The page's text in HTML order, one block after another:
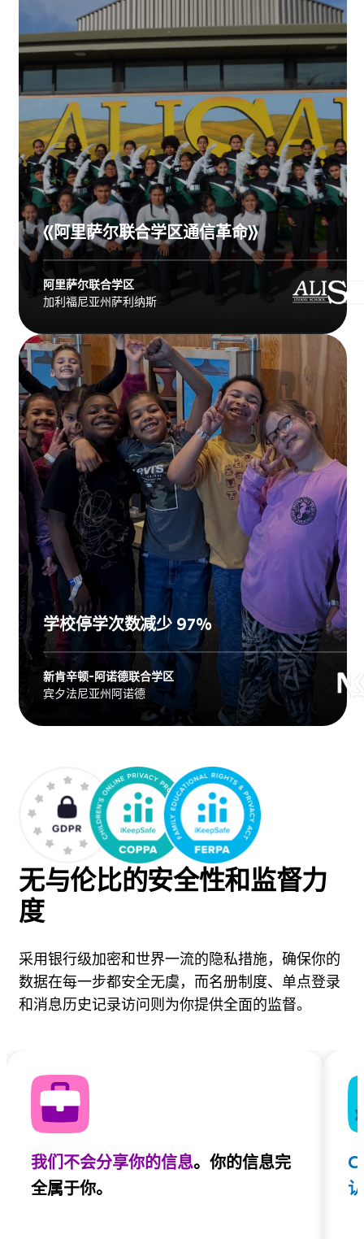
《阿里萨尔联合学区通信革命》
阿里萨尔联合学区
加利福尼亚州萨利纳斯
Explore阿里萨尔联合学区
学校停学次数减少 97%
新肯辛顿-阿诺德联合学区
宾夕法尼亚州阿诺德
Explore新肯辛顿-阿诺德联合学区's
story
无与伦比的安全性和监督力
度
采用银行级加密和世界一流的隐私措施，确保你的
数据在每一步都安全无虞，而名册制度、单点登录
和消息历史记录访​​问则为你提供全面的监督。
我们不会分享你的信息。你的信息完
全属于你。